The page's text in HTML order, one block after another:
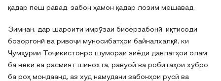
қадар пеш равад, забон ҳамон қадар лозим мешавад.
Зимнан, дар шароити имрӯзаи бисёрзабонӣ, иқтисоди
бозоргонӣ ва ривоҷи муносибатҳои байналхалқӣ, ки
Ҷумҳурии Тоҷикистонро шумораи зиёди давлатҳои олам
ба некӣ ва расмият шинохта, равуой ва робитаҳои хубро
ба роҳ мондаанд, аз худ намудани забонҳои русӣ ва